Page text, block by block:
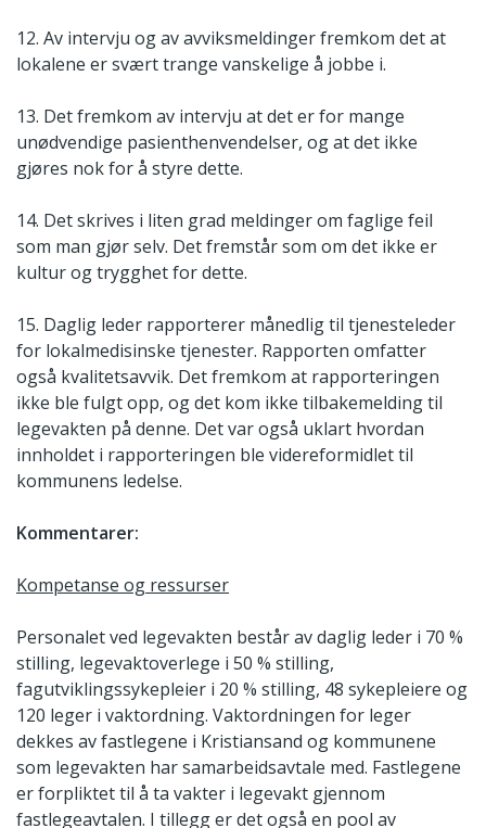
12. Av intervju og av avviksmeldinger fremkom det at
lokalene er svært trange vanskelige å jobbe i.
13. Det fremkom av intervju at det er for mange
unødvendige pasienthenvendelser, og at det ikke
gjøres nok for å styre dette.
14. Det skrives i liten grad meldinger om faglige feil
som man gjør selv. Det fremstår som om det ikke er
kultur og trygghet for dette.
15. Daglig leder rapporterer månedlig til tjenesteleder
for lokalmedisinske tjenester. Rapporten omfatter
også kvalitetsavvik. Det fremkom at rapporteringen
ikke ble fulgt opp, og det kom ikke tilbakemelding til
legevakten på denne. Det var også uklart hvordan
innholdet i rapporteringen ble videreformidlet til
kommunens ledelse.
Kommentarer:
Kompetanse og ressurser
Personalet ved legevakten består av daglig leder i 70 %
stilling, legevaktoverlege i 50 % stilling,
fagutviklingssykepleier i 20 % stilling, 48 sykepleiere og
120 leger i vaktordning. Vaktordningen for leger
dekkes av fastlegene i Kristiansand og kommunene
som legevakten har samarbeidsavtale med. Fastlegene
er forpliktet til å ta vakter i legevakt gjennom
fastlegeavtalen. I tillegg er det også en pool av